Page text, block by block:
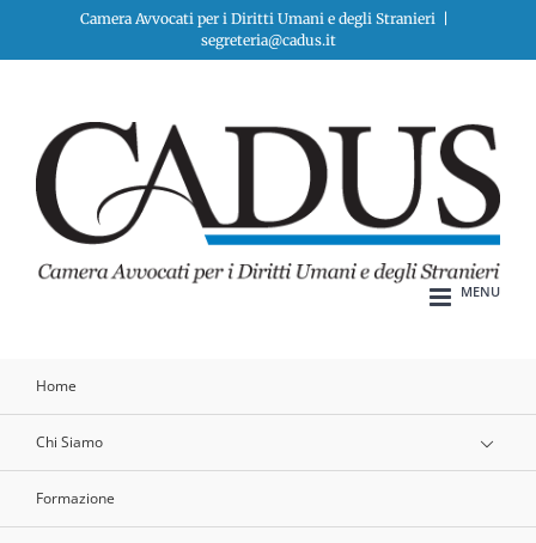
Camera Avvocati per i Diritti Umani e degli Stranieri
segreteria@cadus.it
Home
Chi Siamo
Formazione